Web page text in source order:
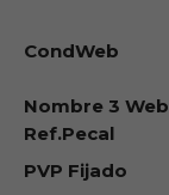
CondWeb
Nombre 3 Web
Ref.Pecal
PVP Fijado